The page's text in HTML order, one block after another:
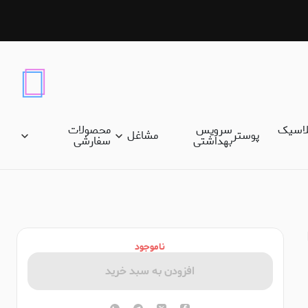
پوسترسرویس
بهداشتی مشاغل محصولات
سفارشی
ناموجود
افزودن به سبد خرید